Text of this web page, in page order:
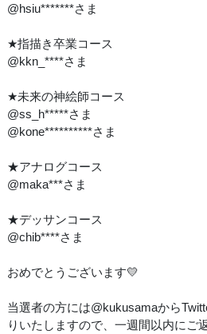
@hsiu*******さま
★指描き卒業コース
@kkn_****さま
★未来の神絵師コース
@ss_h*****さま
@kone**********さま
★アナログコース
@maka***さま
★デッサンコース
@chib****さま
おめでとうございます💛
当選者の方には@kukusamaから
りいたしますので、一週間以内にご